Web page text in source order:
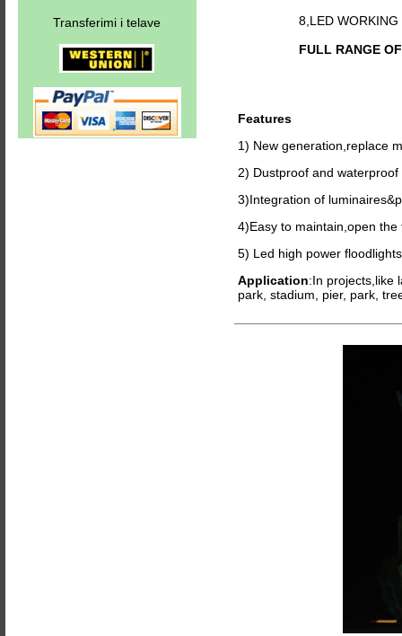
8,LED WORKING
FULL RANGE
Features
1) New generation,replace
2) Dustproof and
3)Integration of
4)Easy to maintain,open
5) Led high power
Application:In projects,like
park, stadium, pier, park,
Transferimi i telave